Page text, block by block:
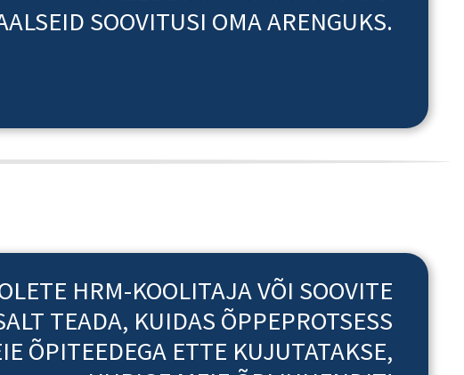
SOOVITUSI OMA ARENGUKS.
HRM-KOOLITAJA VÕI SOOVITE
TEADA, KUIDAS ÕPPEPROTSESS
ÕPITEEDEGA ETTE KUJUTATAKSE,